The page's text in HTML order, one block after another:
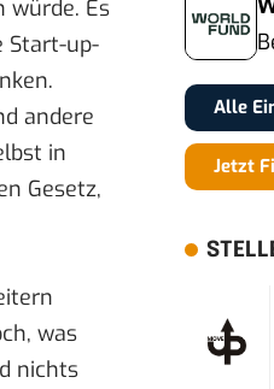
würde. Es
Start-up-
andere
in
Gesetz,
was
nichts
Alle
Jetzt